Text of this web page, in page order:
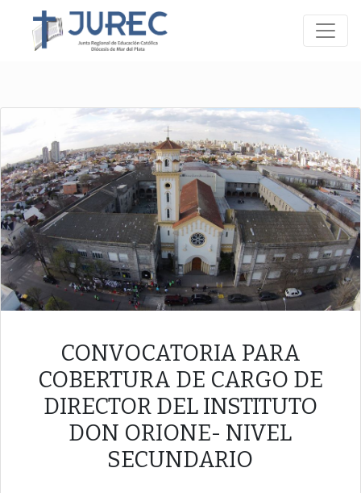
CONVOCATORIA PARA
COBERTURA DE CARGO DE
DIRECTOR DEL INSTITUTO
DON ORIONE- NIVEL
SECUNDARIO